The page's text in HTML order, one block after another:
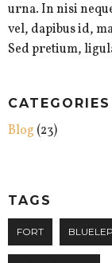
urna. In nisi
vel, dapibus id,
Sed pretium,
CATEGORIES
Blog (23)
TAGS
FORT